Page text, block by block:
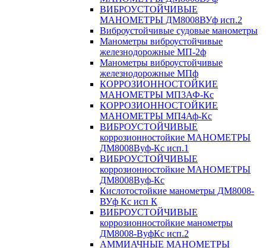
ВИБРОУСТОЙЧИВЫЕ
МАНОМЕТРЫ ДМ8008ВУф исп.2
Виброустойчивые судовые манометры
Манометры виброустойчивые
железнодорожные МП-2ф
Манометры виброустойчивые
железнодорожные МПф
КОРРОЗИОННОСТОЙКИЕ
МАНОМЕТРЫ МП3АФ-Кс
КОРРОЗИОННОСТОЙКИЕ
МАНОМЕТРЫ МП4Аф-Кс
ВИБРОУСТОЙЧИВЫЕ
коррозионностойкие МАНОМЕТРЫ
ДМ8008Вуф-Кс исп.1
ВИБРОУСТОЙЧИВЫЕ
коррозионностойкие МАНОМЕТРЫ
ДМ8008Вуф-Кс
Кислотостойкие манометры ДМ8008-
ВУф Кс исп К
ВИБРОУСТОЙЧИВЫЕ
коррозионностойкие манометры
ДМ8008-ВуфКс исп.2
АММИАЧНЫЕ МАНОМЕТРЫ